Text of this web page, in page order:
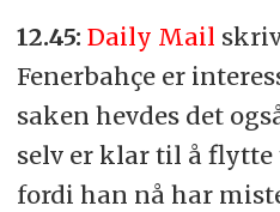
12.45: Daily Mail
Fenerbahçe er
saken hevdes det
selv er klar til å
fordi han nå har